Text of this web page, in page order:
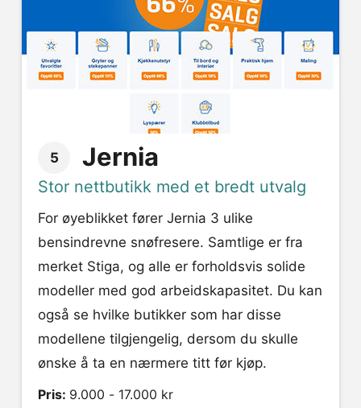
5 Jernia
Stor nettbutikk med et bredt utvalg
For øyeblikket fører Jernia 3 ulike
bensindrevne snøfresere. Samtlige er fra
merket Stiga, og alle er forholdsvis solide
modeller med god arbeidskapasitet. Du kan
også se hvilke butikker som har disse
modellene tilgjengelig, dersom du skulle
ønske å ta en nærmere titt før kjøp.
Pris: 9.000 - 17.000 kr